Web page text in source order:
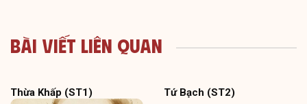
Bài Viết Liên Quan
Thừa Khấp (ST1) Tứ Bạch (ST2)